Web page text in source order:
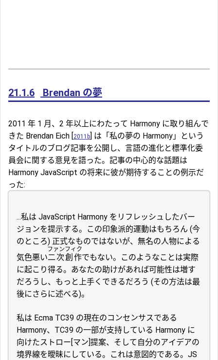
21.1.6 Brendan の夢
2011 年 1 月、2 年以上にわたって Harmony に取り組んで
きた Brendan Eich [2011b] は「私の夢の Harmony」という
タイトルのブログ記事を公開し、言語の進化と標準化委
員会に関する意見を語った。記事の中心的な話題は
Harmony JavaScript の将来に彼が期待することの例示だ
った:
...私は JavaScript Harmony をリフレッシュしたバー
ジョンを提示する。この印象派的運動はもちろん (今
のところ) 正式なものではないが、無名の人物による
気色悪い二次創作
ファンフィク
でもない。このようなことは実際
に起こり得る。あなたの助けがあれば可能性は増す
だろうし、もっと上手くできるだろう (その方法は最
後にさらに述べる)。
私は Ecma TC39 の現在のコンセンサスである
Harmony、TC39 の一部が支持している Harmony に
向けたストロー[マン]提案、そして自分のアイデアの
境界線を曖昧にしている。これは意図的である。JS